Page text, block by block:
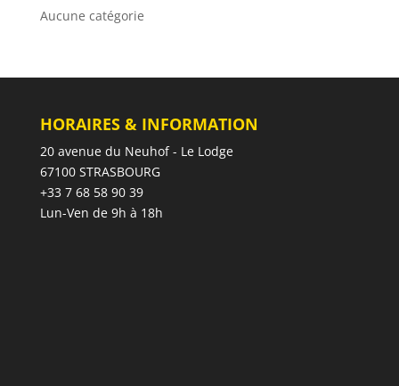
Aucune catégorie
HORAIRES & INFORMATION
20 avenue du Neuhof - Le Lodge
67100 STRASBOURG
+33 7 68 58 90 39
Lun-Ven de 9h à 18h